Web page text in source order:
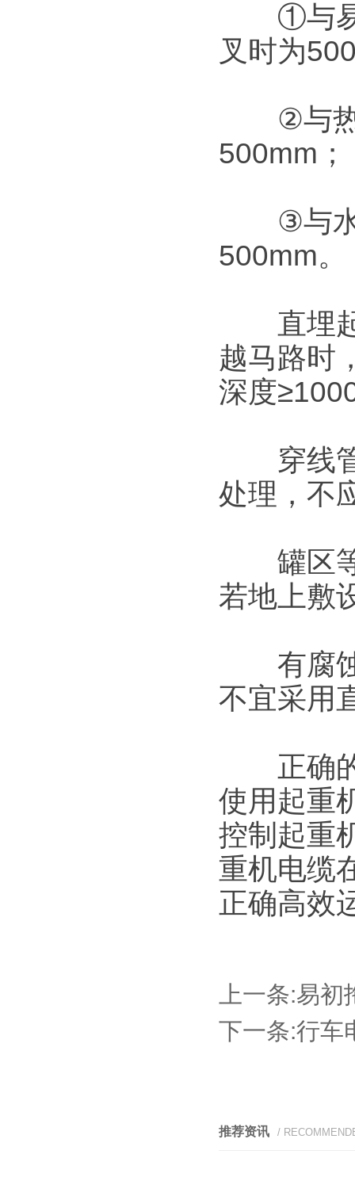
①与易
叉时为
②与热
500mm；
③与水
500mm。
直埋起
越马路时
深度
穿线管
处理，不
罐区等
若地上敷
有腐蚀
不宜采用
正确的
使用起重
控制起重
重机电缆
正确高效
上一条:易初
下一条:行车
推荐资讯 /